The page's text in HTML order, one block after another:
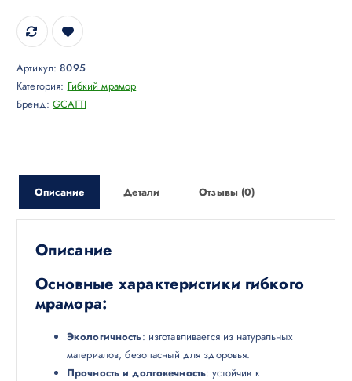
Артикул:8095
Категория: Гибкий мрамор
Бренд:GCATTI
Описание Детали Отзывы (0)
Описание
Основные характеристики гибкого
мрамора:
Экологичность: изготавливается из натуральных
материалов, безопасный для здоровья.
Прочность и долговечность: устойчив к